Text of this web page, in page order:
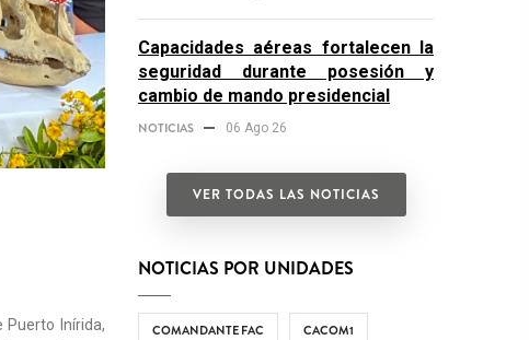
Puerto Inírida,
Capacidades aéreas fortalecen la
seguridad durante posesión y
cambio de mando presidencial
NOTICIAS 06 Ago 26
VER TODAS LAS NOTICIAS
NOTICIAS POR UNIDADES
COMANDANTE FAC CACOM1